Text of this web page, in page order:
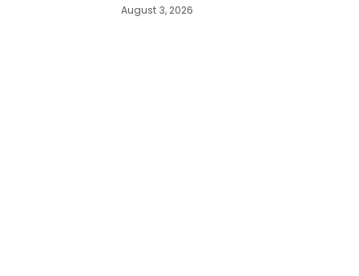
August 3, 2026